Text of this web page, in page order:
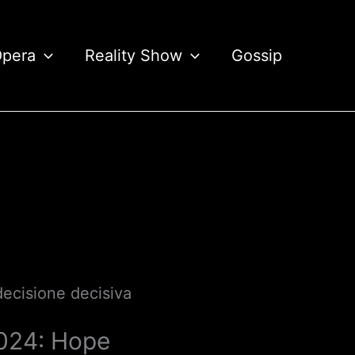
Reality Show Gossip
decisiva
Hope